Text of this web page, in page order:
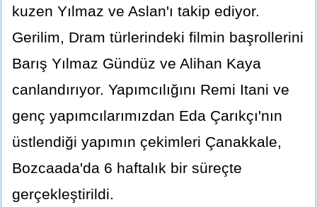
kuzen Yılmaz ve Aslan'ı takip ediyor.
Gerilim, Dram türlerindeki filmin başrollerini
Barış Yılmaz Gündüz ve Alihan Kaya
canlandırıyor. Yapımcılığını Remi Itani ve
genç yapımcılarımızdan Eda Çarıkçı'nın
üstlendiği yapımın çekimleri Çanakkale,
Bozcaada'da 6 haftalık bir süreçte
gerçekleştirildi.